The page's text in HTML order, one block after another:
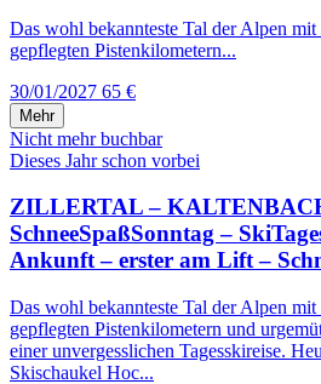
Das wohl bekannteste Tal der Alpen mit
gepflegten Pistenkilometern...
30/01/2027 65 €
Mehr
Nicht mehr buchbar
Dieses Jahr schon vorbei
ZILLERTAL –
SchneeSpaßSonntag –
Ankunft – erster am Lift –
Das wohl bekannteste Tal der Alpen mit
gepflegten Pistenkilometern und
einer unvergesslichen Tagesskireise.
Skischaukel Hoc...